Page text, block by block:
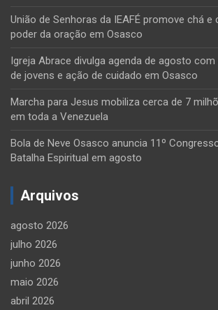
União de Senhoras da IEAFÉ promove chá
poder da oração em Osasco
Igreja Abrace divulga agenda de agosto
de jovens e ação de cuidado em Osasco
Marcha para Jesus mobiliza cerca de 7
em toda a Venezuela
Bola de Neve Osasco anuncia 11º
Batalha Espiritual em agosto
Arquivos
agosto 2026
julho 2026
junho 2026
maio 2026
abril 2026